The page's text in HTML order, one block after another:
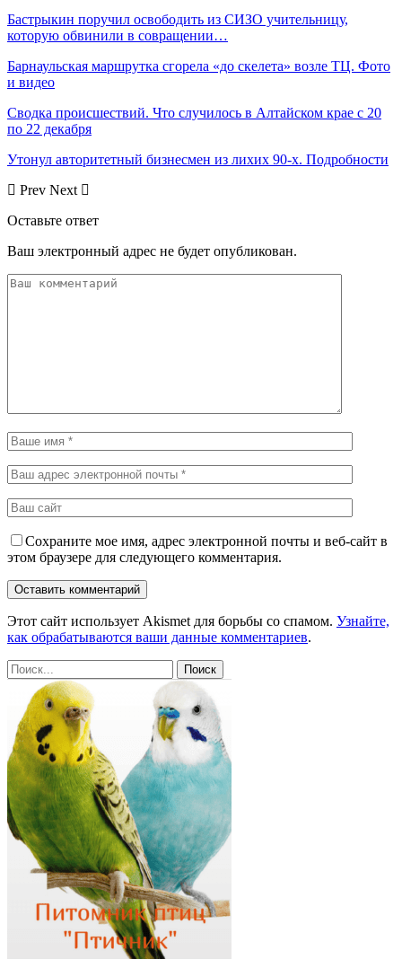
Бастрыкин поручил освободить из СИЗО учительницу,
которую обвинили в совращении…
Барнаульская маршрутка сгорела «до скелета» возле ТЦ. Фото
и видео
Сводка происшествий. Что случилось в Алтайском крае с 20
по 22 декабря
Утонул авторитетный бизнесмен из лихих 90-х. Подробности
Prev Next
Оставьте ответ
Ваш электронный адрес не будет опубликован.
Сохраните мое имя, адрес электронной почты и веб-сайт в
этом браузере для следующего комментария.
Этот сайт использует Akismet для борьбы со спамом. Узнайте,
как обрабатываются ваши данные комментариев.